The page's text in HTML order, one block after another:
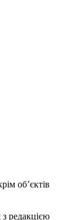
об’єктів
редакцією